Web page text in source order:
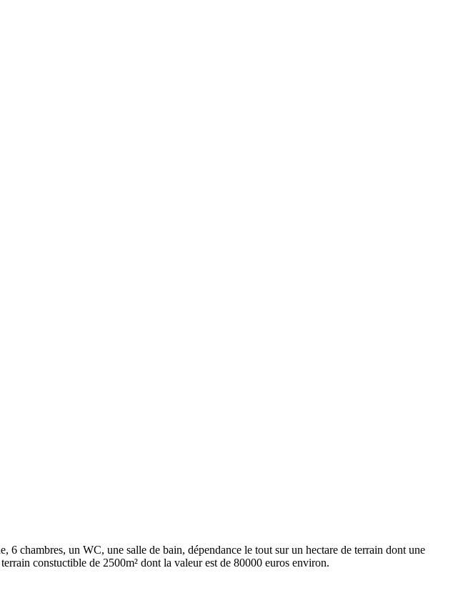
6 chambres, un WC, une salle de bain, dépendance le tout sur un hectare de terrain dont une
constuctible de 2500m² dont la valeur est de 80000 euros environ.